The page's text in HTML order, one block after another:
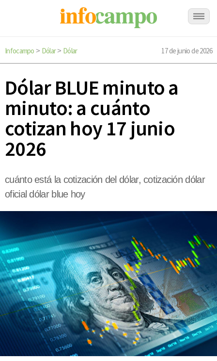
Infocampo > Dólar> Dólar 17 de junio de 2026
Dólar BLUE minuto a
minuto: a cuánto
cotizan hoy 17 junio
2026
cuánto está la cotización del dólar, cotización dólar
oficial dólar blue hoy